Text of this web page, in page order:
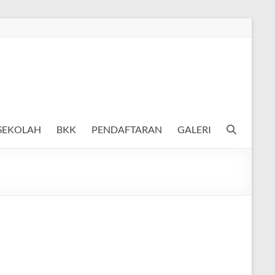
BKK PENDAFTARAN GALERI